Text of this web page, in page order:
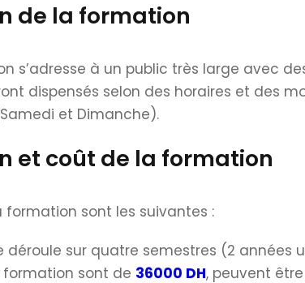
de la formation
s’adresse à un public très large avec
dispensés selon des horaires et des
et Dimanche).
et coût de la formation
formation sont les suivantes :
déroule sur quatre semestres (2 années
formation sont de 36000 DH, peuvent